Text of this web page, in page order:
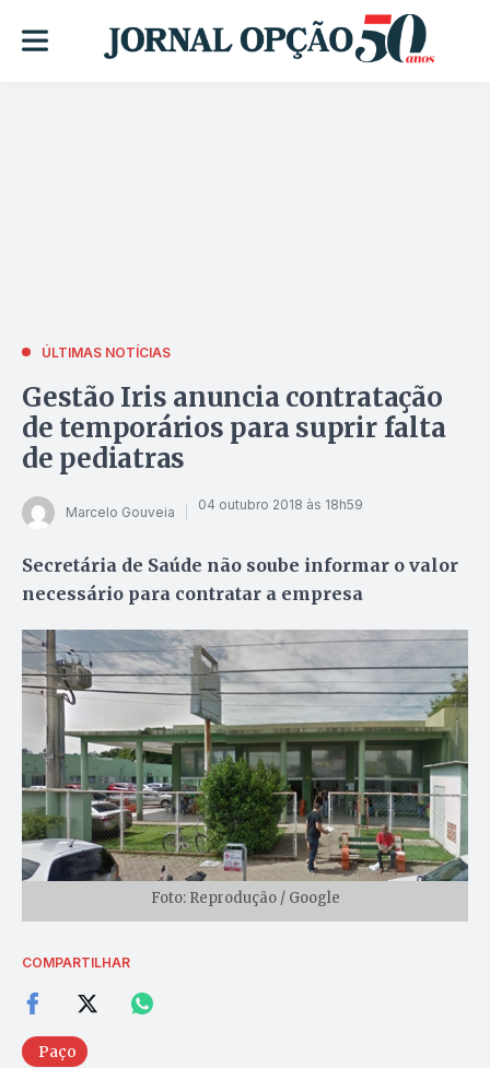
ÚLTIMAS NOTÍCIAS
Gestão Iris anuncia contratação
de temporários para suprir falta
de pediatras
Marcelo Gouveia 04 outubro 2018 às 18h59
Secretária de Saúde não soube informar o valor
necessário para contratar a empresa
Foto: Reprodução / Google
COMPARTILHAR
Paço